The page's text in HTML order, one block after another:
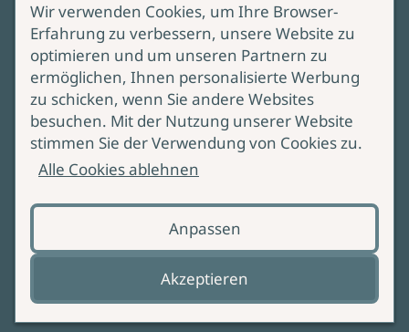
Cookie-Einstellungen
AGB Online Shop
Service
Lieferung & Versand
Produktsicherheit
Bei Fragen zur Produktsicherheit
wenden Sie sich bitte an
Wir verwenden Cookies, um Ihre Browser-
Erfahrung zu verbessern, unsere Website zu
optimieren und um unseren Partnern zu
ermöglichen, Ihnen personalisierte Werbung
zu schicken, wenn Sie andere Websites
besuchen. Mit der Nutzung unserer Website
stimmen Sie der Verwendung von Cookies zu.
Alle Cookies ablehnen
Anpassen
Akzeptieren